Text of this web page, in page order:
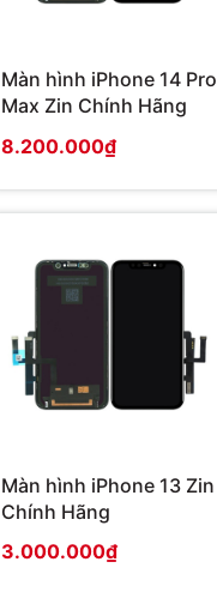
Màn hình iPhone 14 Pro
Max Zin Chính Hãng
8.200.000₫
Màn hình iPhone 13 Zin
Chính Hãng
3.000.000₫